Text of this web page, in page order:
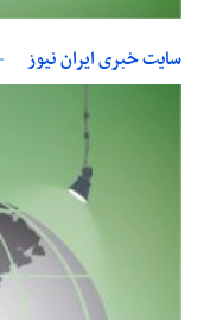
سایت خبری ایران نیوز